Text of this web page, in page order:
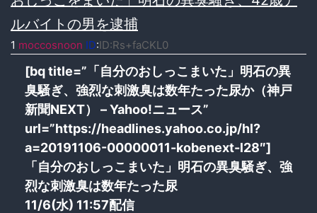
ルバイトの男を逮捕
1 moccosnoon ID:ID:Rs+faCKL0
[bq title=”「自分のおしっこまいた」明石の異
臭騒ぎ、強烈な刺激臭は数年たった尿か（神戸
新聞NEXT） – Yahoo!ニュース”
url=”https://headlines.yahoo.co.jp/hl?
a=20191106-00000011-kobenext-l28″]
「自分のおしっこまいた」明石の異臭騒ぎ、強
烈な刺激臭は数年たった尿
11/6(水) 11:57配信